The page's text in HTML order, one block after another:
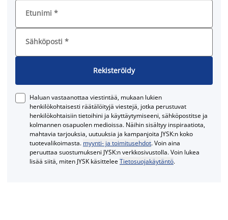
Etunimi *
Sähköposti *
Rekisteröidy
Haluan vastaanottaa viestintää, mukaan lukien
henkilökohtaisesti räätälöityjä viestejä, jotka perustuvat
henkilökohtaisiin tietoihini ja käyttäytymiseeni, sähköpostitse ja
kolmannen osapuolen medioissa. Näihin sisältyy inspiraatiota,
mahtavia tarjouksia, uutuuksia ja kampanjoita JYSK:n koko
tuotevalikoimasta. myynti- ja toimitusehdot. Voin aina
peruuttaa suostumukseni JYSK:n verkkosivustolla. Voin lukea
lisää siitä, miten JYSK käsitteleeTietosuojakäytäntö.